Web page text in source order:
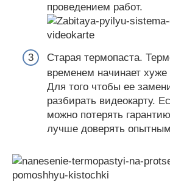
проведением работ.
Старая термопаста.
временем начинает хуже
Для того чтобы ее
разбирать видеокарту.
можно потерять
лучше доверять